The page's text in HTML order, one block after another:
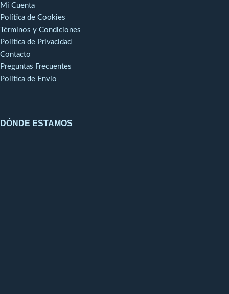
Mi Cuenta
Política de Cookies
Términos y Condiciones
Política de Privacidad
Contacto
Preguntas Frecuentes
Política de Envío
DÓNDE ESTAMOS